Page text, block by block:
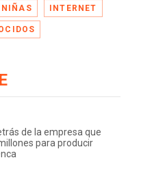
NIÑAS INTERNET
de la empresa que
para producir